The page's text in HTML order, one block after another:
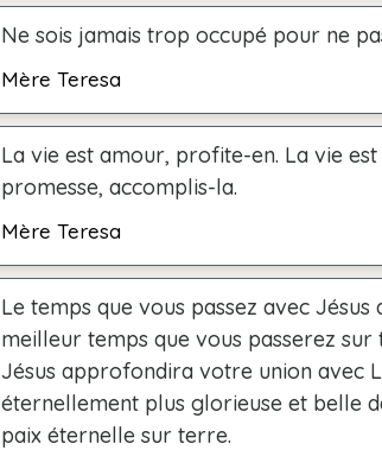
Ne sois jamais trop occupé pour ne
Mère Teresa
La vie est amour, profite-en. La vie
promesse, accomplis-la.
Mère Teresa
Le temps que vous passez avec
meilleur temps que vous passerez
Jésus approfondira votre union avec
éternellement plus glorieuse et belle
paix éternelle sur terre.